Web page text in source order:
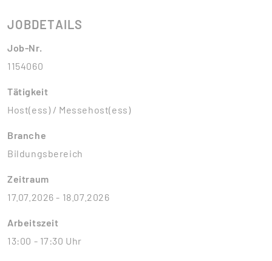
JOBDETAILS
Job-Nr.
1154060
Tätigkeit
Host(ess) / Messehost(ess)
Branche
Bildungsbereich
Zeitraum
17.07.2026 - 18.07.2026
Arbeitszeit
13:00 - 17:30 Uhr